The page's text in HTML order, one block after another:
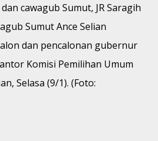
cawagub Sumut, JR Saragih
Sumut Ance Selian
dan pencalonan gubernur
Komisi Pemilihan Umum
Selasa (9/1). (Foto: